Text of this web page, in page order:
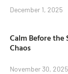
December 1, 2025
Calm Before
Chaos
November 30, 2025